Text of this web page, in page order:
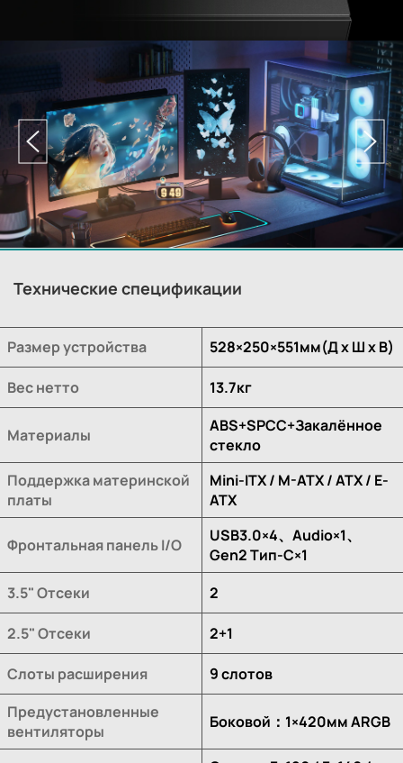
Технические спецификации
Размер устройства 528×250×551мм(Д х Ш х В)
Вес нетто 13.7кг
Материалы
ABS+SPCC+Закалённое
стекло
Поддержка материнской
платы
Mini-ITX / M-ATX / ATX / E-
ATX
Фронтальная панель I/O
USB3.0×4、Audio×1、
Gen2 Тип-C×1
3.5" Отсеки
2
2.5" Отсеки 2+1
Слоты расширения
9 слотов
Предустановленные
вентиляторы
Боковой：1×420мм ARGB